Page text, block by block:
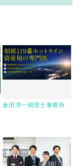
倉田淳一税理士事務所